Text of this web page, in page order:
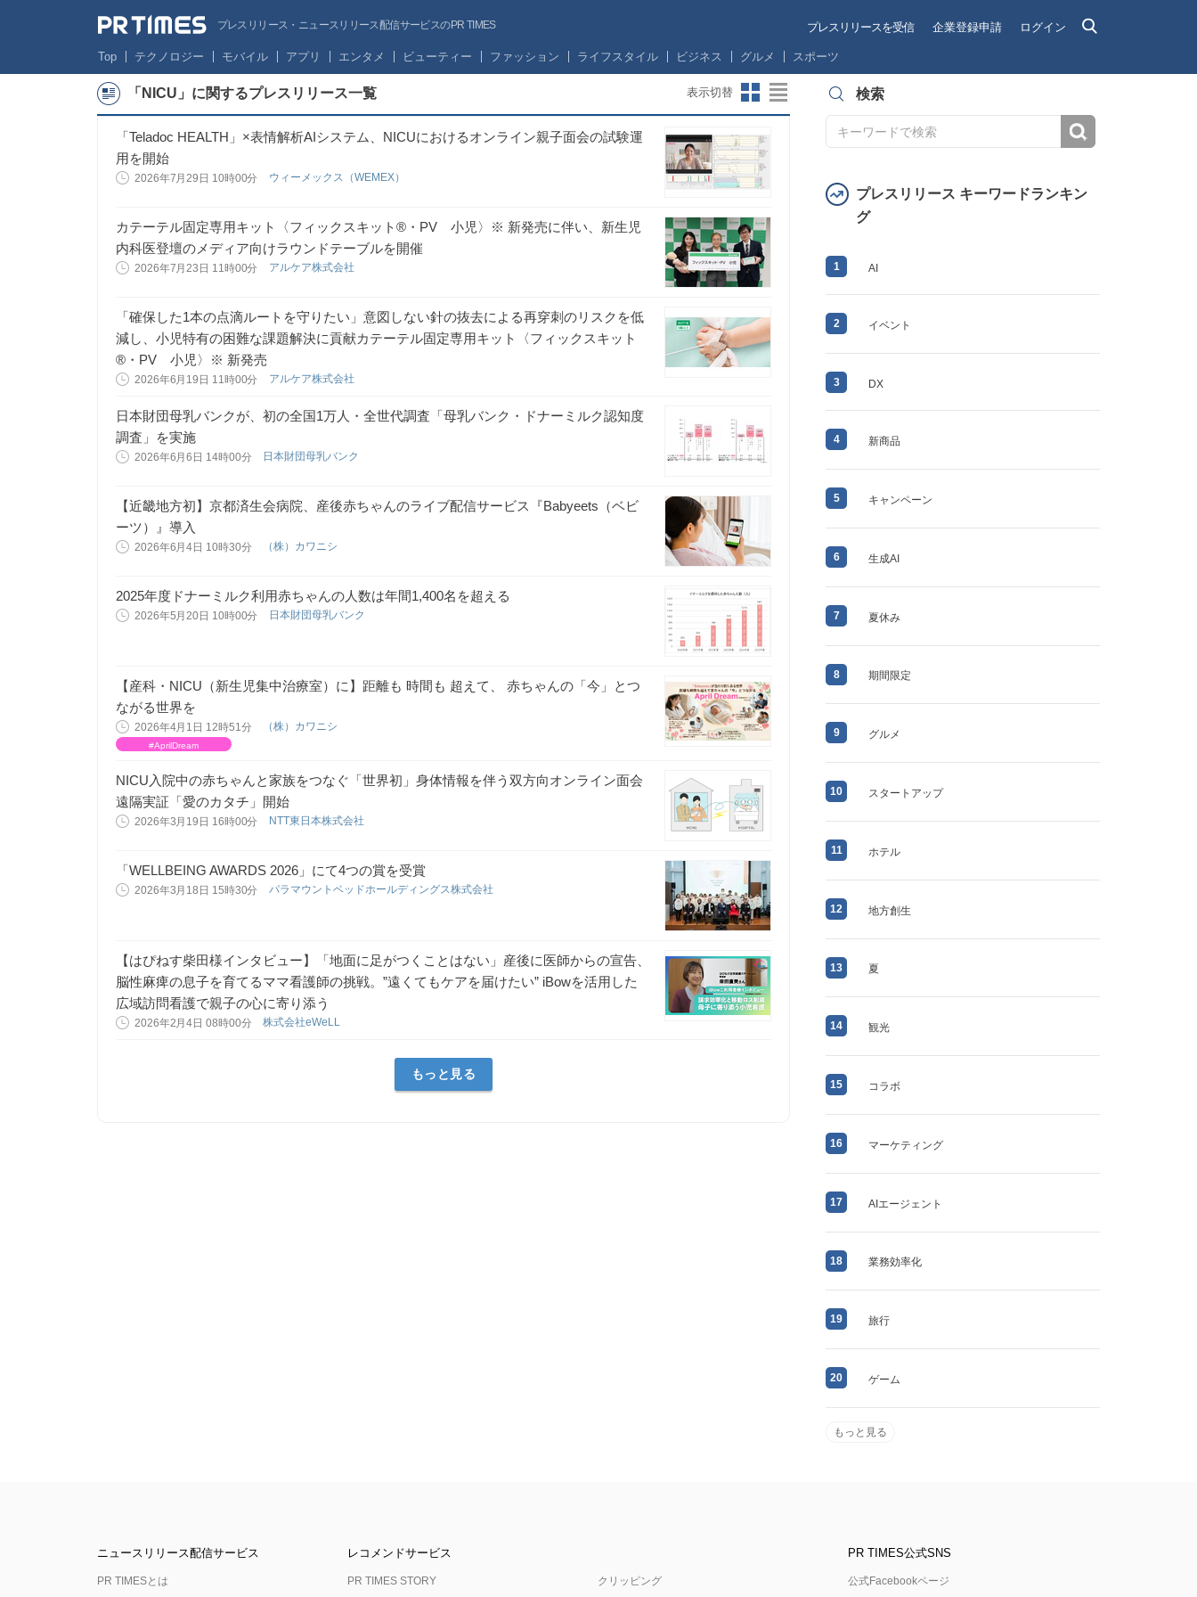
プレスリリース・ニュースリリース配信サービスのPR TIMES プレスリリースを受信 企業登録申請 ログイン
Top テクノロジー モバイル アプリ エンタメ ビューティー ファッション ライフスタイル ビジネス グルメ スポーツ
「NICU」に関するプレスリリース一覧 表示切替
「Teladoc HEALTH」×表情解析AIシステム、NICUにおけるオンライン親子面会の試験運
用を開始
2026年7月29日 10時00分 ウィーメックス（WEMEX）
カテーテル固定専用キット〈フィックスキット®・PV 小児〉※ 新発売に伴い、新生児
内科医登壇のメディア向けラウンドテーブルを開催
2026年7月23日 11時00分 アルケア株式会社
「確保した1本の点滴ルートを守りたい」意図しない針の抜去による再穿刺のリスクを低
減し、小児特有の困難な課題解決に貢献カテーテル固定専用キット〈フィックスキット
®・PV 小児〉※ 新発売
2026年6月19日 11時00分 アルケア株式会社
日本財団母乳バンクが、初の全国1万人・全世代調査「母乳バンク・ドナーミルク認知度
調査」を実施
2026年6月6日 14時00分 日本財団母乳バンク
【近畿地方初】京都済生会病院、産後赤ちゃんのライブ配信サービス『Babyeets（ベビ
ーツ）』導入
2026年6月4日 10時30分 （株）カワニシ
2025年度ドナーミルク利用赤ちゃんの人数は年間1,400名を超える
2026年5月20日 10時00分 日本財団母乳バンク
【産科・NICU（新生児集中治療室）に】距離も 時間も 超えて、 赤ちゃんの「今」とつ
ながる世界を
2026年4月1日 12時51分 （株）カワニシ
#AprilDream
NICU入院中の赤ちゃんと家族をつなぐ「世界初」身体情報を伴う双方向オンライン面会
遠隔実証「愛のカタチ」開始
2026年3月19日 16時00分 NTT東日本株式会社
「WELLBEING AWARDS 2026」にて4つの賞を受賞
2026年3月18日 15時30分 パラマウントベッドホールディングス株式会社
【はぴねす柴田様インタビュー】「地面に足がつくことはない」産後に医師からの宣告、
脳性麻痺の息子を育てるママ看護師の挑戦。”遠くてもケアを届けたい” iBowを活用した
広域訪問看護で親子の心に寄り添う
2026年2月4日 08時00分 株式会社eWeLL
もっと見る
検索
プレスリリース キーワードランキン
グ
1 AI
2 イベント
3 DX
4 新商品
5 キャンペーン
6 生成AI
7 夏休み
8 期間限定
9 グルメ
10 スタートアップ
11 ホテル
12 地方創生
13 夏
14 観光
15 コラボ
16 マーケティング
17 AIエージェント
18 業務効率化
19 旅行
20 ゲーム
もっと見る
ニュースリリース配信サービス
PR TIMESとは
レコメンドサービス
PR TIMES STORY クリッピング
PR TIMES公式SNS
公式Facebookページ